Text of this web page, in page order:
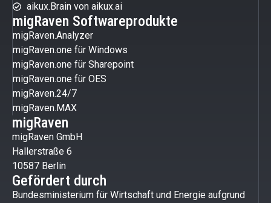
aikux.Brain von aikux.ai
migRaven Softwareprodukte
migRaven.Analyzer
migRaven.one für Windows
migRaven.one für Sharepoint
migRaven.one für OES
migRaven.24/7
migRaven.MAX
migRaven
migRaven GmbH
Hallerstraße 6
10587 Berlin
Gefördert durch
Bundesministerium für Wirtschaft und Energie aufgrund